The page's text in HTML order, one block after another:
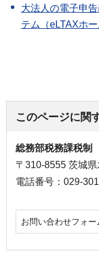
大法人の電子申
テム（eLTAXホ
このページに関
総務部税務課税制
〒310-8555 茨城
電話番号：029-
お問い合わせフォー